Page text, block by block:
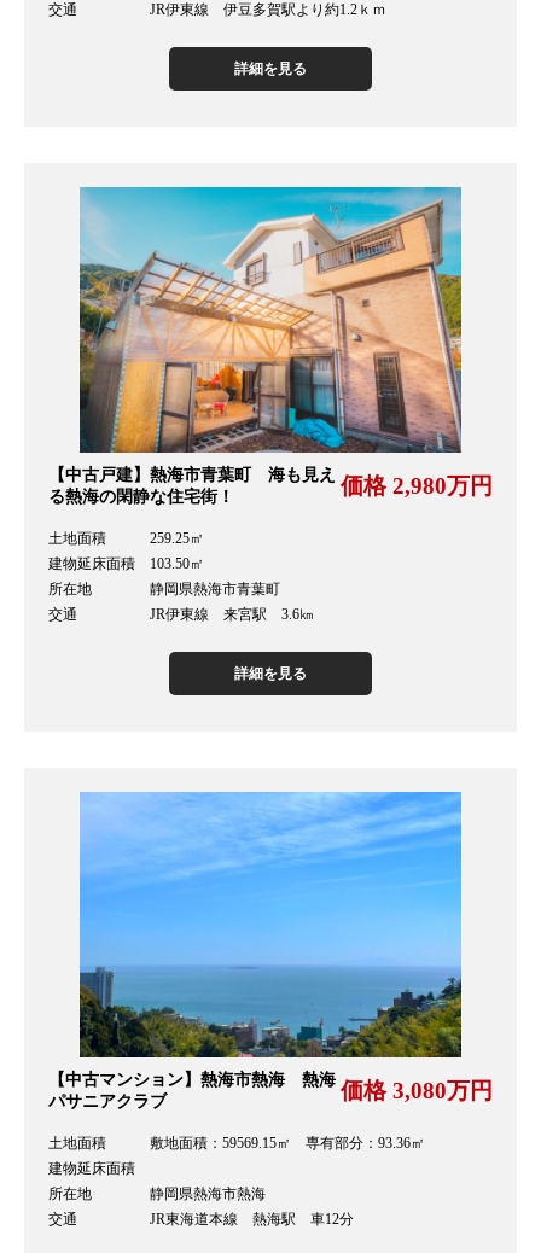
交通 JR伊東線 伊豆多賀駅より約1.2ｋｍ
詳細を見る
【中古戸建】熱海市青葉町 海も見え
る熱海の閑静な住宅街！
価格 2,980万円
土地面積 259.25㎡
建物延床面積 103.50㎡
所在地 静岡県熱海市青葉町
交通 JR伊東線 来宮駅 3.6㎞
詳細を見る
【中古マンション】熱海市熱海 熱海
パサニアクラブ
価格 3,080万円
土地面積 敷地面積：59569.15㎡ 専有部分：93.36㎡
建物延床面積
所在地 静岡県熱海市熱海
交通 JR東海道本線 熱海駅 車12分